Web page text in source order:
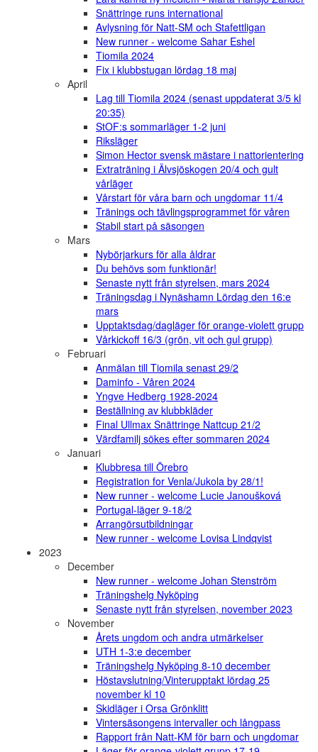
Snättringe runs international
Avlysning för Natt-SM och Stafettligan
New runner - welcome Sahar Eshel
Tiomila 2024
Fix i klubbstugan lördag 18 maj
April
Lag till Tiomila 2024 (senast uppdaterat 3/5 kl
20:35)
StOF:s sommarläger 1-2 juni
Riksläger
Simon Hector svensk mästare i nattorientering
Extraträning i Älvsjöskogen 20/4 och gult
vårläger
Vårstart för våra barn och ungdomar 11/4
Tränings och tävlingsprogrammet för våren
Stabil start på säsongen
Mars
Nybörjarkurs för alla åldrar
Du behövs som funktionär!
Senaste nytt från styrelsen, mars 2024
Träningsdag i Nynäshamn Lördag den 16:e
mars
Upptaktsdag/dagläger för orange-violett grupp
Vårkickoff 16/3 (grön, vit och gul grupp)
Februari
Anmälan till Tiomila senast 29/2
Daminfo - Våren 2024
Yngve Hedberg 1928-2024
Beställning av klubbkläder
Final Ullmax Snättringe Nattcup 21/2
Värdfamilj sökes efter sommaren 2024
Januari
Klubbresa till Örebro
Registration for Venla/Jukola by 28/1!
New runner - welcome Lucie Janoušková
Portugal-läger 9-18/2
Arrangörsutbildningar
New runner - welcome Lovisa Lindqvist
2023
December
New runner - welcome Johan Stenström
Träningshelg Nyköping
Senaste nytt från styrelsen, november 2023
November
Årets ungdom och andra utmärkelser
UTH 1-3:e december
Träningshelg Nyköping 8-10 december
Höstavslutning/Vinterupptakt lördag 25
november kl 10
Skidläger i Orsa Grönklitt
Vintersäsongens intervaller och långpass
Rapport från Natt-KM för barn och ungdomar